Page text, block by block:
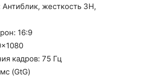
жесткость 3H,
16:9
кадров: 75 Гц
(GtG)